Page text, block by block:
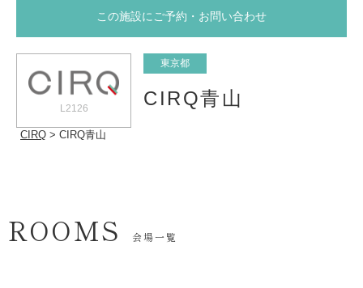
この施設にご予約・お問い合わせ
L2126
東京都
CIRQ青山
CIRQ CIRQ青山
ROOMS 会場一覧